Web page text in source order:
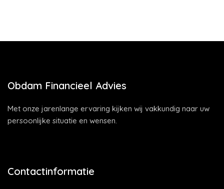
Obdam Financieel Advies
Met onze jarenlange ervaring kijken wij vakkundig naar uw
persoonlijke situatie en wensen.
Contactinformatie